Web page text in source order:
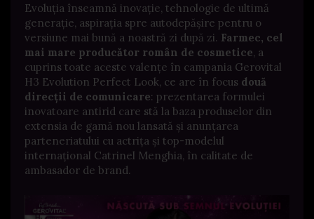
Evoluția înseamnă inovație, tehnologie de ultimă
generație, aspirația spre autodepășire pentru o
versiune mai bună a noastră zi după zi. Farmec, cel
mai mare producător român de cosmetice, a
cuprins toate aceste valențe în campania Gerovital
H3 Evolution Perfect Look, ce are în focus două
direcții de comunicare: prezentarea formulei
inovatoare antirid care stă la baza produselor din
extensia de gamă nou lansată și anunțarea
parteneriatului cu actrița și top-modelul
internațional Catrinel Menghia, în calitate de
ambasador de brand.